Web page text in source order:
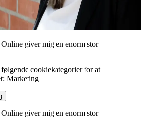
giver mig en enorm stor
cookiekategorier for at
Marketing
giver mig en enorm stor